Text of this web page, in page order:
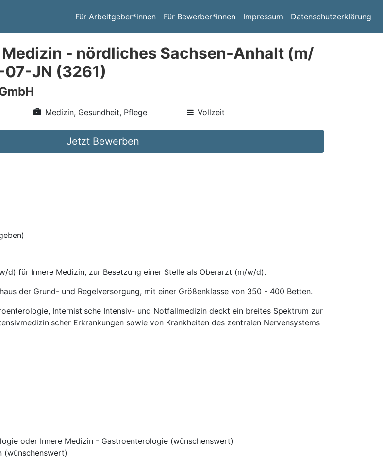
Für Arbeitgeber*innen Für Bewerber*innen Impressum Datenschutzerklärung
- nördliches Sachsen-Anhalt (m/
JN (3261)
Medizin, Gesundheit, Pflege Vollzeit
Jetzt Bewerben
d) für Innere Medizin, zur Besetzung einer Stelle als Oberarzt (m/w/d).
der Grund- und Regelversorgung, mit einer Größenklasse von 350 - 400 Betten.
Internistische Intensiv- und Notfallmedizin deckt ein breites Spektrum zur
Erkrankungen sowie von Krankheiten des zentralen Nervensystems
oder Innere Medizin - Gastroenterologie (wünschenswert)
(wünschenswert)